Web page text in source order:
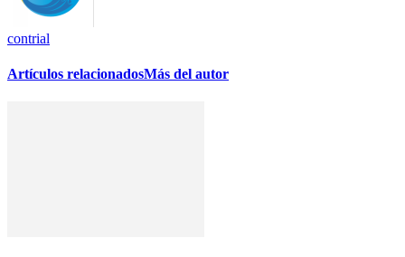
contrial
Artículos relacionadosMás del autor